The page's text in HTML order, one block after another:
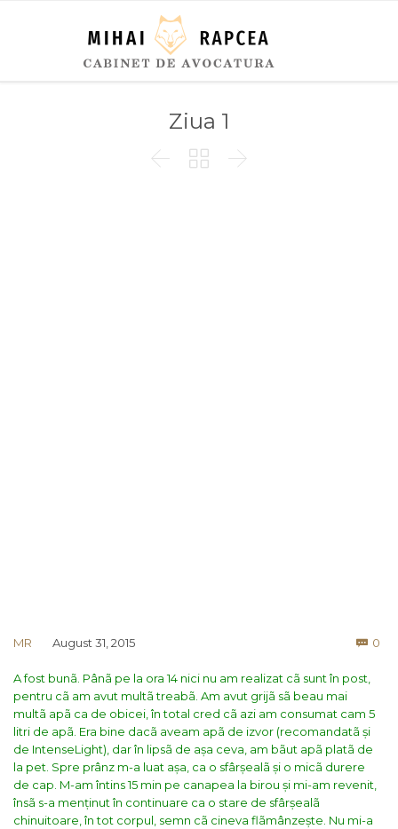
Ziua 1
  
MR August 31, 2015  0
A fost bunã. Pânã pe la ora 14 nici nu am realizat cã sunt în post,
pentru cã am avut multã treabã. Am avut grijã sã beau mai
multã apã ca de obicei, în total cred cã azi am consumat cam 5
litri de apã. Era bine dacã aveam apã de izvor (recomandatã și
de IntenseLight), dar în lipsã de așa ceva, am bãut apã platã de
la pet. Spre prânz m-a luat așa, ca o sfârșealã și o micã durere
de cap. M-am întins 15 min pe canapea la birou și mi-am revenit,
însã s-a menținut în continuare ca o stare de sfârșealã
chinuitoare, în tot corpul, semn cã cineva flãmânzește. Nu mi-a